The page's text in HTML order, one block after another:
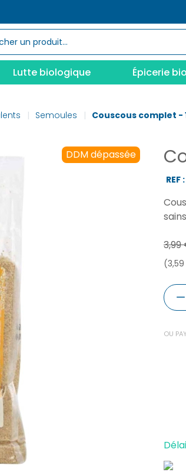
Lutte biologique Épicerie bio
Semoules Couscous complet -
DDM dépassée
REF :
3,99
OU